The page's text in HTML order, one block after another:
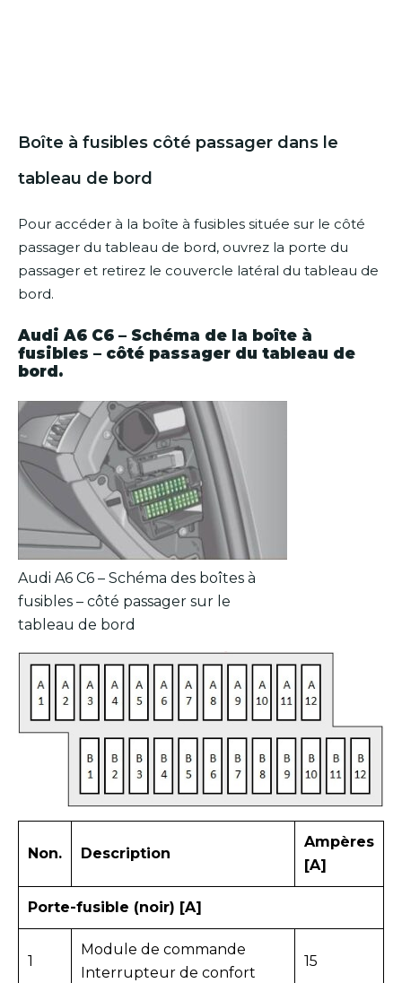
Boîte à fusibles côté passager dans le
tableau de bord
Pour accéder à la boîte à fusibles située sur le côté
passager du tableau de bord, ouvrez la porte du
passager et retirez le couvercle latéral du tableau de
bord.
Audi A6 C6 – Schéma de la boîte à
fusibles – côté passager du tableau de
bord.
Audi A6 C6 – Schéma des boîtes à
fusibles – côté passager sur le
tableau de bord
Non. Description
Ampères
[A]
Porte-fusible (noir) [A]
1
Module de commande
Interrupteur de confort
15